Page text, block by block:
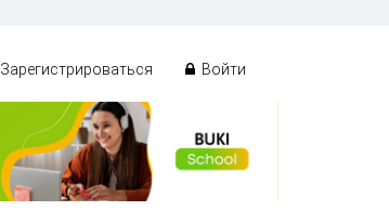
Зарегистрироваться Войти